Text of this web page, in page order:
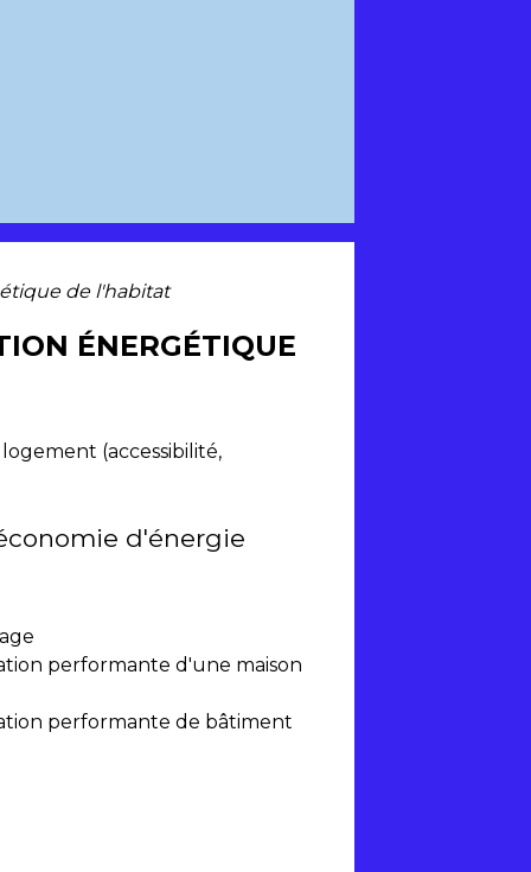
de l'habitat
ÉNERGÉTIQUE
(accessibilité,
d'énergie
performante d'une maison
performante de bâtiment